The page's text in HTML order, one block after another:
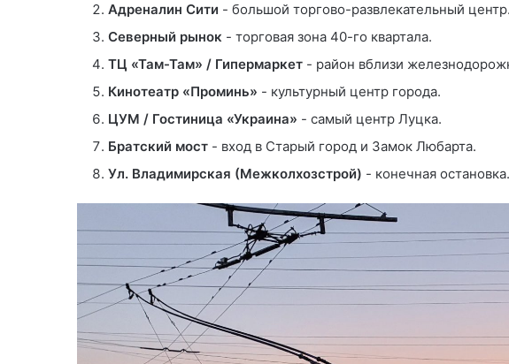
Адреналин Сити - большой торгово-развлекательный центр.
Северный рынок - торговая зона 40-го квартала.
ТЦ «Там-Там» / Гипермаркет - район вблизи
Кинотеатр «Проминь» - культурный центр города.
ЦУМ / Гостиница «Украина» - самый центр Луцка.
Братский мост - вход в Старый город и Замок Любарта.
Ул. Владимирская (Межколхозстрой) - конечная остановка.